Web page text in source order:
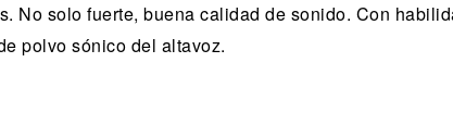
No solo fuerte, buena calidad de sonido. Con
polvo sónico del altavoz.